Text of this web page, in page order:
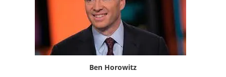
Ben Horowitz